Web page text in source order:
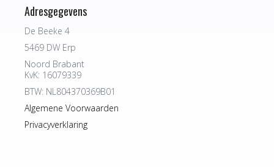
Adresgegevens
De Beeke 4
5469 DW Erp
Noord Brabant
KvK: 16079339
BTW: NL804370369B01
Algemene Voorwaarden
Privacyverklaring